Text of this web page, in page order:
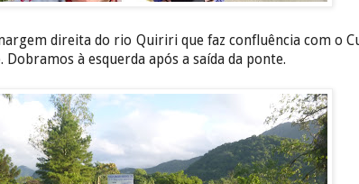
direita do rio Quiriri que faz confluência com o
à esquerda após a saída da ponte.